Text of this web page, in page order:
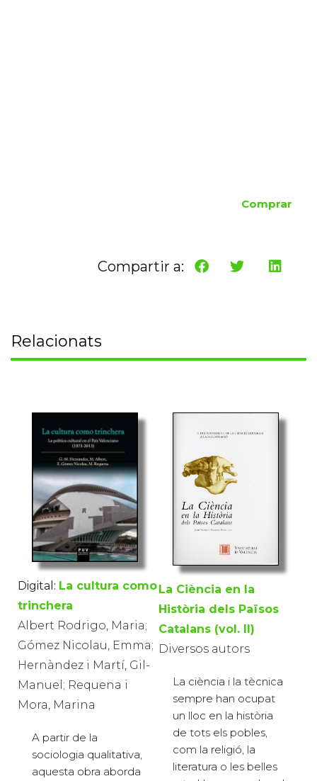
Comprar
Compartir a:
Relacionats
Digital: La cultura como
trinchera
Albert Rodrigo, Maria;
Gómez Nicolau, Emma;
Hernàndez i Martí, Gil-
Manuel; Requena i
Mora, Marina
A partir de la
sociologia qualitativa,
aquesta obra aborda
La Ciència en la
Història dels Països
Catalans (vol. II)
Diversos autors
La ciència i la tècnica
sempre han ocupat
un lloc en la història
de tots els pobles,
com la religió, la
literatura o les belles